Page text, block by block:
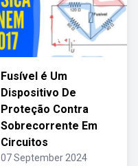
Fusível é Um
Dispositivo De
Proteção Contra
Sobrecorrente Em
Circuitos
07 September 2024